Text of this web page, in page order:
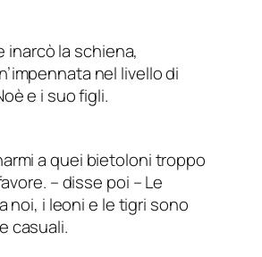
inarcò la schiena,
nel livello di
e i suo figli.
a quei bietoloni troppo
–disse poi – Le
noi, i leoni e le tigri sono
casuali.